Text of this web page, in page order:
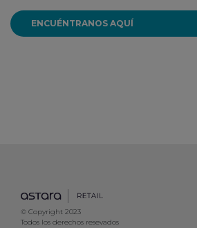
ENCUÉNTRANOS AQUÍ
© Copyright 2023
Todos los derechos resevados